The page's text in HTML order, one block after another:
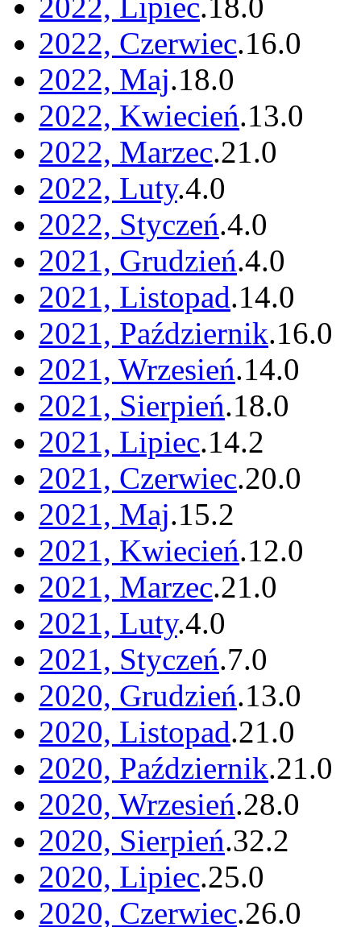
2022, Lipiec.18.0
2022, Czerwiec.16.0
2022, Maj.18.0
2022, Kwiecień.13.0
2022, Marzec.21.0
2022, Luty.4.0
2022, Styczeń.4.0
2021, Grudzień.4.0
2021, Listopad.14.0
2021, Październik.16.0
2021, Wrzesień.14.0
2021, Sierpień.18.0
2021, Lipiec.14.2
2021, Czerwiec.20.0
2021, Maj.15.2
2021, Kwiecień.12.0
2021, Marzec.21.0
2021, Luty.4.0
2021, Styczeń.7.0
2020, Grudzień.13.0
2020, Listopad.21.0
2020, Październik.21.0
2020, Wrzesień.28.0
2020, Sierpień.32.2
2020, Lipiec.25.0
2020, Czerwiec.26.0